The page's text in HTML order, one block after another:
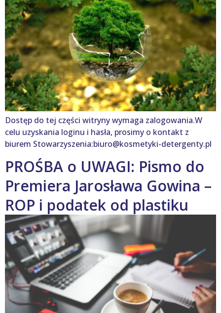
Dostęp do tej części witryny wymaga zalogowania.W
celu uzyskania loginu i hasła, prosimy o kontakt z
biurem Stowarzyszenia:biuro@kosmetyki-detergenty.pl
PROŚBA o UWAGI: Pismo do
Premiera Jarosława Gowina –
ROP i podatek od plastiku